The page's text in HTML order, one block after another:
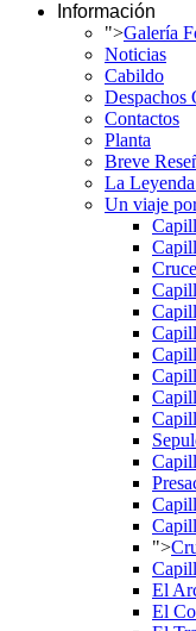
Información
">Galería
Noticias
Cabildo
Despachos
Contactos
Planta
Breve
La
Un viaje
">
El
El